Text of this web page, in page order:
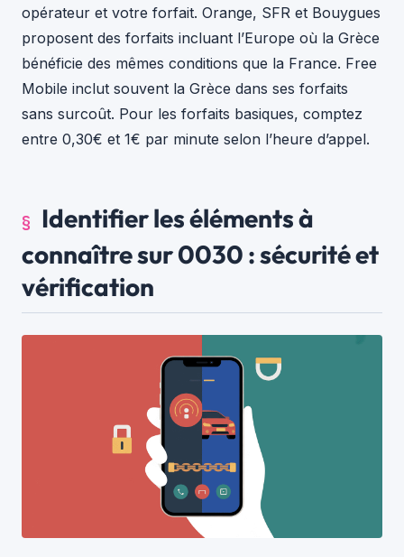
opérateur et votre forfait. Orange, SFR et Bouygues
proposent des forfaits incluant l’Europe où la Grèce
bénéficie des mêmes conditions que la France. Free
Mobile inclut souvent la Grèce dans ses forfaits
sans surcoût. Pour les forfaits basiques, comptez
entre 0,30€ et 1€ par minute selon l’heure d’appel.
Identifier les éléments à
connaître sur 0030 : sécurité et
vérification